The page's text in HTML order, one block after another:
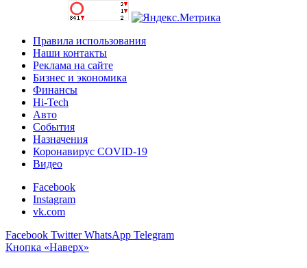
Правила использования
Наши контакты
Реклама на сайте
Бизнес и экономика
Финансы
Hi-Tech
Авто
События
Назначения
Коронавирус COVID-19
Видео
Facebook
Instagram
vk.com
Facebook Twitter WhatsApp Telegram
Кнопка «Наверх»